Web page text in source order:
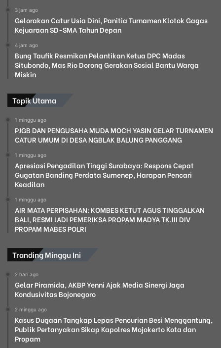
3 jam ago
Gelorakan Catur Usia Dini, Panitia Turnamen Klotok Gagas
Kejuaraan SD-SMA Tahun Depan
4 jam ago
Bung Taufik Resmikan Pelantikan Ketua DPC Madas
Situbondo, Mas Rio Dorong Gerakan Sosial Bantu Warga
Miskin
Topik Utama
1 minggu ago
PJGB DAN PENGUSAHA MUDA MOCH YASIN GELAR TURNAMEN
CATUR UMUM DI DESA NGBLAK BALUNG PANGGANG
1 minggu ago
Apresiasi Pengadilan Tinggi Surabaya: Respons Cepat
Gugatan Banding Perdata Sumenep, Harapan Pencari
Keadilan
1 minggu ago
AIR MATA PERPISAHAN: KOMBES KETUT AGUS TINGGALKAN
BALI, RESMI JADI PEMERIKSA PROPAM MADYA TK.III DIV
PROPAM MABES POLRI
Tranding Minggu Ini
2 hari ago
Gelar Piramida, AKBP Yenni Ajak Media Sinergi Jaga
Kondusivitas Bojonegoro
2 minggu ago
Kasus Dugaan Tangkap Lepas Pencurian Besi Menggantung,
Publik Pertanyakan Sikap Kapolres Mojokerto Kota dan
Propam